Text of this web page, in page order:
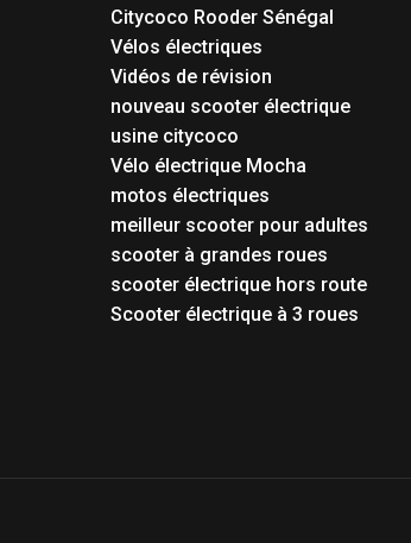
Citycoco Rooder Sénégal
Vélos électriques
Vidéos de révision
nouveau scooter électrique
usine citycoco
Vélo électrique Mocha
motos électriques
meilleur scooter pour adultes
scooter à grandes roues
scooter électrique hors route
Scooter électrique à 3 roues